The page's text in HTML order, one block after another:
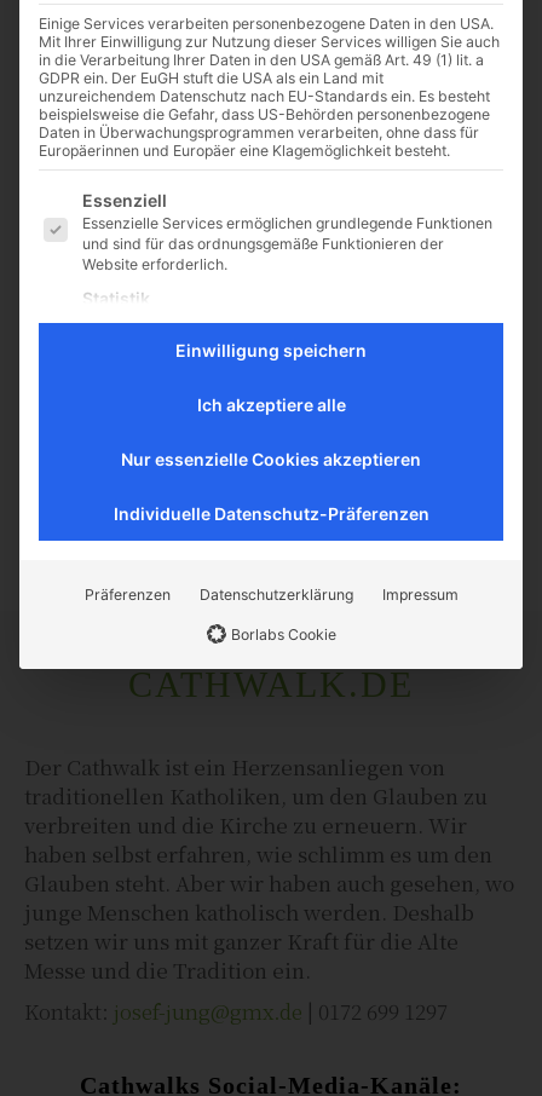
Die Kirche braucht uns! –
Die Aufgabe der Laien
damit schön und heilig. Gott selbst
hat sie uns zu unserem Heil
gegeben. Umso mehr kann es...
Von Muhammad Ali zu
Katharina von Siena
Kampfmethode des Meisterboxers
zum Vatikan VATIKANSTADT, (CNA
sting like...
CATHWALK.DE
Der Cathwalk ist ein Herzensanliegen von
traditionellen Katholiken, um den Glauben zu
verbreiten und die Kirche zu erneuern. Wir
haben selbst erfahren, wie schlimm es um den
Glauben steht. Aber wir haben auch gesehen, wo
junge Menschen katholisch werden. Deshalb
setzen wir uns mit ganzer Kraft für die Alte
Messe und die Tradition ein.
Kontakt: josef-jung@gmx.de | 0172 699 1297
Cathwalks Social-Media-Kanäle:
Einige Services verarbeiten personenbezogene Daten in den USA.
Mit Ihrer Einwilligung zur Nutzung dieser Services willigen Sie auch
in die Verarbeitung Ihrer Daten in den USA gemäß Art. 49 (1) lit. a
GDPR ein. Der EuGH stuft die USA als ein Land mit
unzureichendem Datenschutz nach EU-Standards ein. Es besteht
beispielsweise die Gefahr, dass US-Behörden personenbezogene
Daten in Überwachungsprogrammen verarbeiten, ohne dass für
Europäerinnen und Europäer eine Klagemöglichkeit besteht.
Es folgt eine Liste der Service-Gruppen, für die eine
Essenziell
Essenzielle Services ermöglichen grundlegende Funktionen
und sind für das ordnungsgemäße Funktionieren der
Website erforderlich.
Statistik
Statistik-Cookies sammeln Nutzungsdaten, die uns
Aufschluss darüber geben, wie unsere Besucher mit unserer
Website umgehen.
Externe Medien
Inhalte von Videoplattformen und Social-Media-Plattformen
akzeptiert werden, ist für den Zugriff auf diese Inhalte keine
Einwilligung speichern
Ich akzeptiere alle
Nur essenzielle Cookies akzeptieren
Individuelle Datenschutz-Präferenzen
Präferenzen Datenschutzerklärung Impressum
Borlabs Cookie